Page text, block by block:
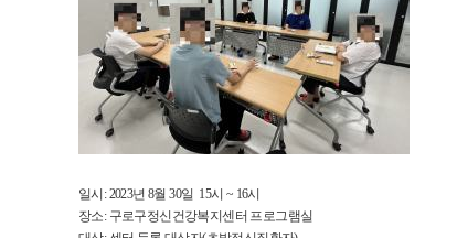
일시: 2023년 8월 30일 15시 ~ 16시
장소: 구로구정신건강복지센터 프로그램실